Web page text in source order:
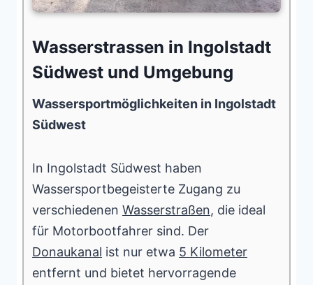
Wasserstrassen in Ingolstadt
Südwest und Umgebung
Wassersportmöglichkeiten in Ingolstadt
Südwest
In Ingolstadt Südwest haben
Wassersportbegeisterte Zugang zu
verschiedenen Wasserstraßen, die ideal
für Motorbootfahrer sind. Der
Donaukanal ist nur etwa 5 Kilometer
entfernt und bietet hervorragende